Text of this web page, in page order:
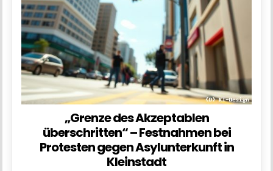
„Grenze des Akzeptablen
überschritten“ – Festnahmen bei
Protesten gegen Asylunterkunft in
Kleinstadt